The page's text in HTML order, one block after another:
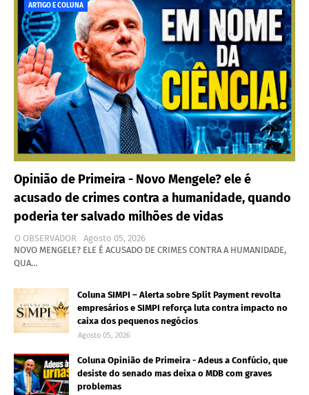
ARTIGO E COLUNA
Opinião de Primeira - Novo Mengele? ele é
acusado de crimes contra a humanidade, quando
poderia ter salvado milhões de vidas
O OBSERVADOR
Agosto 05, 2026
NOVO MENGELE? ELE É ACUSADO DE CRIMES CONTRA A HUMANIDADE,
QUA…
Coluna SIMPI – Alerta sobre Split Payment revolta
empresários e SIMPI reforça luta contra impacto no
caixa dos pequenos negócios
Agosto 05, 2026
Coluna Opinião de Primeira - Adeus a Confúcio, que
desiste do senado mas deixa o MDB com graves
problemas